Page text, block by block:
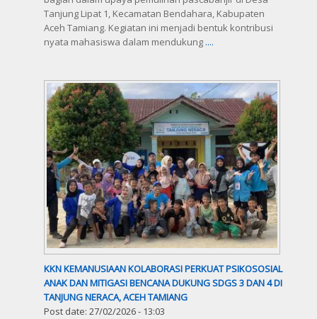
Tanjung Lipat 1, Kecamatan Bendahara, Kabupaten
Aceh Tamiang. Kegiatan ini menjadi bentuk kontribusi
nyata mahasiswa dalam mendukung ....
KKN KEMANUSIAAN KOLABORASI PERKUAT PSIKOSOSIAL
ANAK DAN MITIGASI BENCANA DUKUNG SDGS 3 DAN 4 DI
TANJUNG NERACA, ACEH TAMIANG
Post date: 27/02/2026 - 13:03